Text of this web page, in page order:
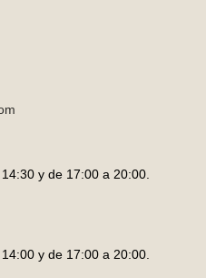
y de 17:00 a 20:00.
y de 17:00 a 20:00.